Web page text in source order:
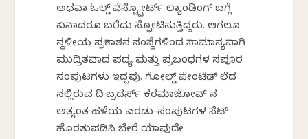
ಅಥವಾ ಓಲ್ಡ್ ವೆಸ್ಟ್ಪೋರ್ಟ್ ಲ್ಯಾಂಡಿಂಗ್ ಬಗ್ಗೆ
ಏನಾದರೂ ಬರೆದು ಸ್ಫೋಟಿಸುತ್ತಿದ್ದರು. ಆಗಲೂ
ಸ್ಥಳೀಯ ಪ್ರಕಾಶನ ಸಂಸ್ಥೆಗಳಿಂದ ಸಾಮಾನ್ಯವಾಗಿ
ಮುದ್ರಿತವಾದ ಪದ್ಯ ಮತ್ತು ಪ್ರಬಂಧಗಳ ಸಪೂರ
ಸಂಪುಟಗಳು ಇದ್ದವು. ಗೋಲ್ಡ್ ಪೇಂಟೆಡ್ ಲೆದರ್
ನಲ್ಲಿರುವ ದಿ ಬ್ರದರ್ಸ್ ಕರಮಾಜೋವ್ ನ
ಅತ್ಯಂತ ಹಳೆಯ ಎರಡು-ಸಂಪುಟಗಳ ಸೆಟ್
ಹೊರತುಪಡಿಸಿ ಬೇರೆ ಯಾವುದೇ